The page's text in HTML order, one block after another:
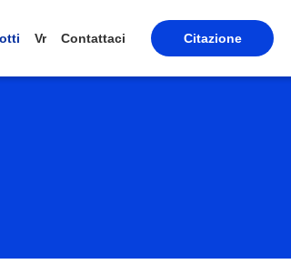
Vr Contattaci Citazione